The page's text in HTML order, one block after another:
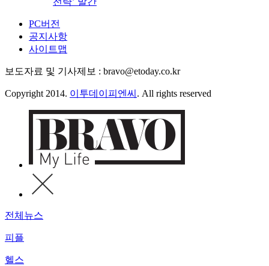
PC버전
공지사항
사이트맵
보도자료 및 기사제보 : bravo@etoday.co.kr
Copyright 2014. 이투데이피엔씨 . All rights reserved
전체뉴스
피플
헬스